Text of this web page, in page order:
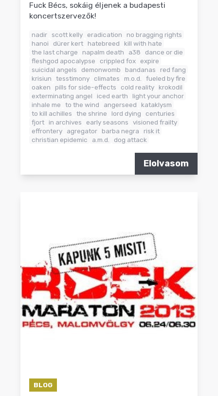
Fuck Bécs, sokáig éljenek a budapesti
koncertszervezők!
nadir scott kelly eradication
no bragging rights
hanoi
dürer kert hatebreed
kill with hate
the last charge
napalm death a38
dance or die
fleshgod apocalypse
crippled fox expire
suicidal angels
demonwomb bandanas
red fang
krisiun
tesstimony climates m.o.d.
fueled by fire
oaken
pills for side-effects cold reality krokodil
exterminating angel
iced earth
light your anchor
inhale me
to the wind angerseed
kataklysm
to kill achilles
the shrine lord dying
centuries
fjort in archives early seasons
visioned frailty
effrontery
agregator barba negra
risk it
christian epidemic
a.m.d. dog attack
Elolvasom
BLOG